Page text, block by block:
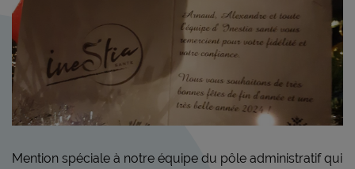
Mention spéciale à notre équipe du pôle administratif qui